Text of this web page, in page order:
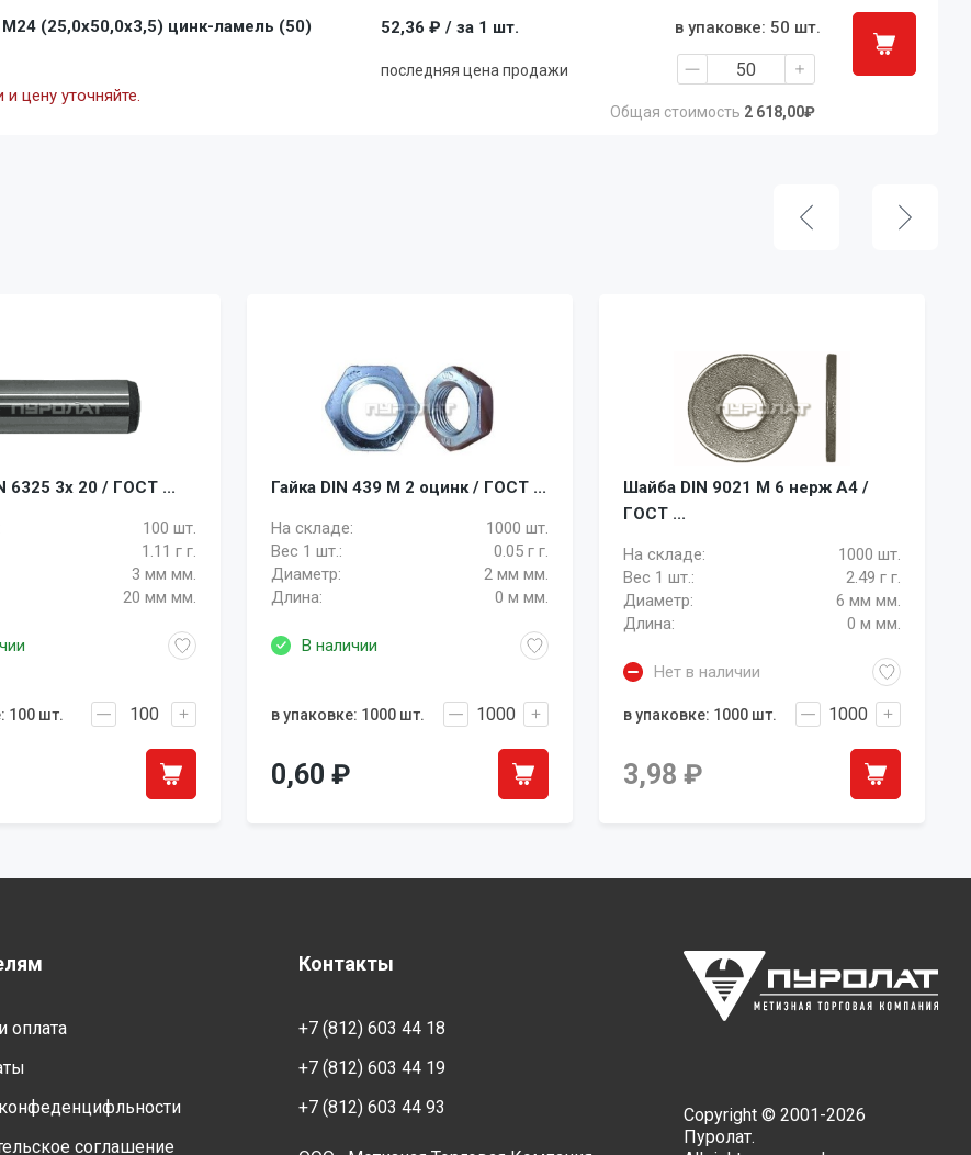
(25,0x50,0x3,5) цинк-ламель (50)
цену уточняйте.
в упаковке: 50 шт.
Общая стоимость 2 618,00₽
52,36 ₽ / за 1 шт.
последняя цена продажи
6325 3x 20 / ГОСТ ...
100 шт.
1.11 г г.
3 мм мм.
20 мм мм.
100 шт.
Гайка DIN 439 M 2 оцинк / ГОСТ ...
На складе:
1000 шт.
Вес 1 шт.:
0.05 г г.
Диаметр:
2 мм мм.
Длина:
0 м мм.
В наличии
в упаковке: 1000 шт.
0,60 ₽
Шайба DIN 9021 M 6 нерж A4 /
ГОСТ ...
На складе:
1000 шт.
Вес 1 шт.:
2.49 г г.
Диаметр:
6 мм мм.
Длина:
0 м мм.
Нет в наличии
в упаковке: 1000 шт.
3,98 ₽
оплата
соглашение
Контакты
+7 (812) 603 44 18
+7 (812) 603 44 19
+7 (812) 603 44 93
Copyright © 2001-2026
Пуролат.